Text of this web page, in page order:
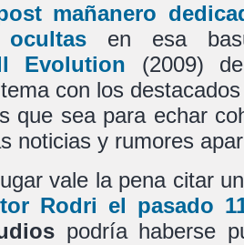
mañanero
en esa
Evolution (2009)
con los
que sea para echar
noticias y rumores
vale la pena citar
Rodri el pasado
podría haberse